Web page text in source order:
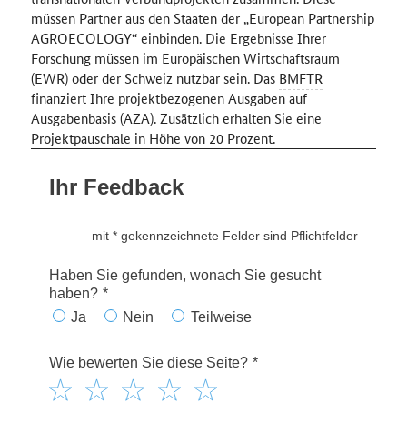
müssen Partner aus den Staaten der „European Partnership
AGROECOLOGY“ einbinden. Die Ergebnisse Ihrer
Forschung müssen im Europäischen Wirtschaftsraum
(EWR) oder der Schweiz nutzbar sein. Das BMFTR
finanziert Ihre projektbezogenen Ausgaben auf
Ausgabenbasis (AZA). Zusätzlich erhalten Sie eine
Projektpauschale in Höhe von 20 Prozent.